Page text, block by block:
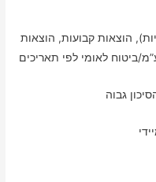
הוצאות קבועות, הוצאות
ביטוח לאומי לפי תאריכים
גבוה